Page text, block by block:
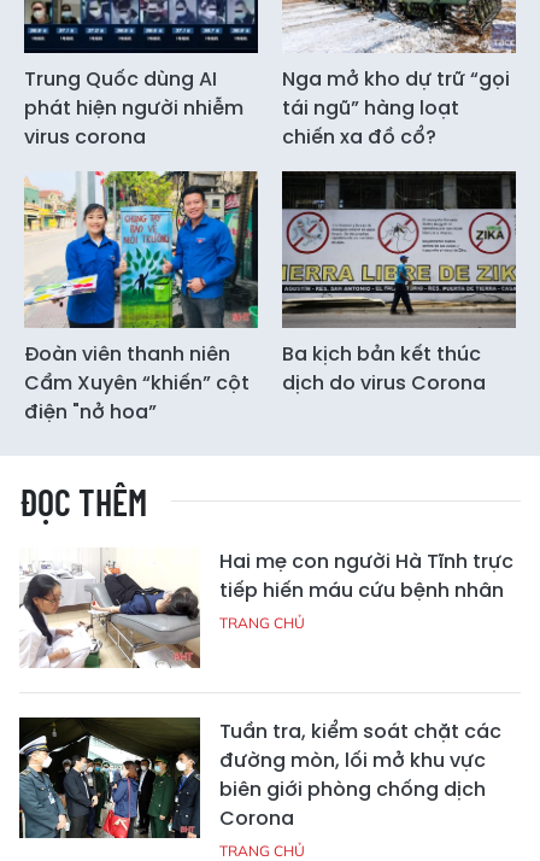
Trung Quốc dùng AI
phát hiện người nhiễm
virus corona
Nga mở kho dự trữ “gọi
tái ngũ” hàng loạt
chiến xa đồ cổ?
Đoàn viên thanh niên
Cẩm Xuyên “khiến” cột
điện "nở hoa”
Ba kịch bản kết thúc
dịch do virus Corona
ĐỌC THÊM
Hai mẹ con người Hà Tĩnh trực
tiếp hiến máu cứu bệnh nhân
TRANG CHỦ
Tuần tra, kiểm soát chặt các
đường mòn, lối mở khu vực
biên giới phòng chống dịch
Corona
TRANG CHỦ